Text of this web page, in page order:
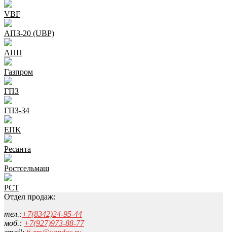
VBF
АПЗ-20 (UBP)
АПП
Газпром
ГПЗ
ГПЗ-34
ЕПК
Ресанта
Ростсельмаш
РСТ
Отдел продаж:
тел.:+7(8342)24-95-44
моб.: +7(927)973-88-77